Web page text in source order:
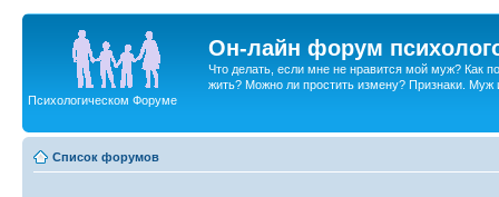
Он-лайн форум
Что делать, если мне не нравится мой муж? Как
жить? Можно ли простить измену? Признаки. Муж
Психологическом Форуме
Список форумов